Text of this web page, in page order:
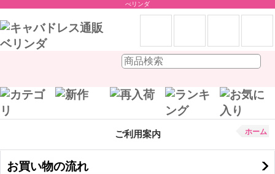
べリンダ
ご利用案内 ホーム
お買い物の流れ